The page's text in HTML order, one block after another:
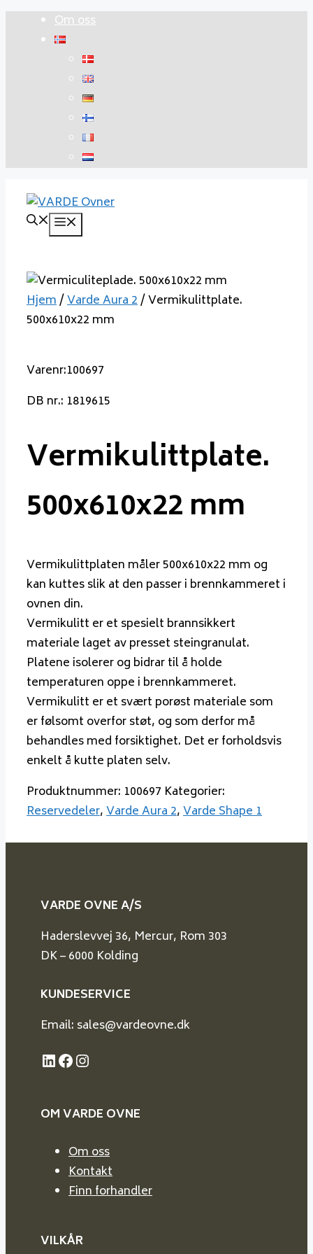
Om oss
Hjem/Varde Aura 2/ Vermikulittplate.
500x610x22 mm
Varenr:100697
DB nr.: 1819615
Vermikulittplate.
500x610x22 mm
Vermikulittplaten måler 500x610x22 mm og
kan kuttes slik at den passer i brennkammeret i
ovnen din.
Vermikulitt er et spesielt brannsikkert
materiale laget av presset steingranulat.
Platene isolerer og bidrar til å holde
temperaturen oppe i brennkammeret.
Vermikulitt er et svært porøst materiale som
er følsomt overfor støt, og som derfor må
behandles med forsiktighet. Det er forholdsvis
enkelt å kutte platen selv.
Produktnummer: 100697 Kategorier:
Reservedeler,Varde Aura 2,Varde Shape 1
VARDE OVNE A/S
Haderslevvej 36, Mercur, Rom 303
DK – 6000 Kolding
KUNDESERVICE
Email: sales@vardeovne.dk
LinkedIn
Facebook
Instagram
OM VARDE OVNE
Om oss
Kontakt
Finn forhandler
VILKÅR